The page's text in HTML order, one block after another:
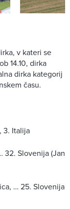
v kateri se
14.10, dirka
dirka kategorij
času.
3. Italija
32. Slovenija (Jan
… 25. Slovenija